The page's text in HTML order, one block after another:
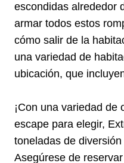
escondidas alrededor
armar todos estos
cómo salir de la
una variedad de
ubicación, que
¡Con una variedad de
escape para elegir,
toneladas de
Asegúrese de